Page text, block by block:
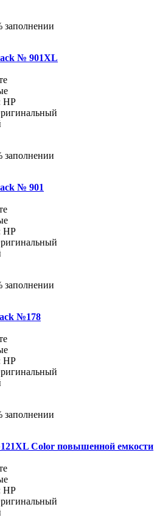
заполнении
№ 901XL
HP
заполнении
№ 901
HP
заполнении
№178
HP
заполнении
Color повышенной емкости
HP